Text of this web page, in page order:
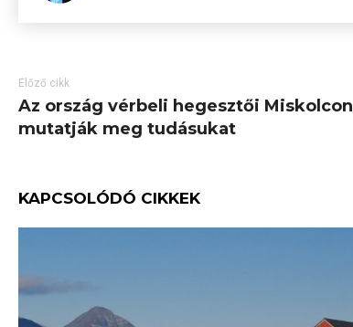
Előző cikk
Az ország vérbeli hegesztői Miskolcon
mutatják meg tudásukat
KAPCSOLÓDÓ CIKKEK